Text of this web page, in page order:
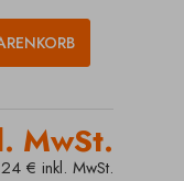
MwSt.
€ inkl. MwSt.